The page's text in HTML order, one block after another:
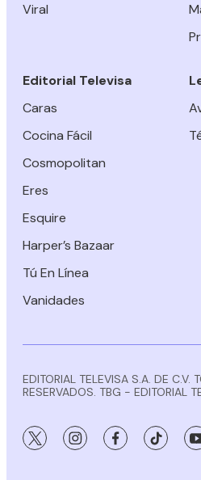
Viral
Editorial Televisa
Caras
Cocina Fácil
Cosmopolitan
Eres
Esquire
Harper’s Bazaar
Tú En Línea
Vanidades
EDITORIAL TELEVISA S.A. DE C.V.
RESERVADOS. TBG - EDITORIAL
twitter instagramfacebooktiktok